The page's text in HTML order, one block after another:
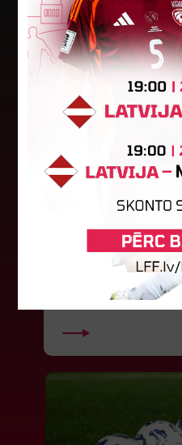
"Riga FC
vēsturisko
Latvijas klubs "Riga FC
Čempionu līgas
piekāpās Lietuvas
klubam beidzās